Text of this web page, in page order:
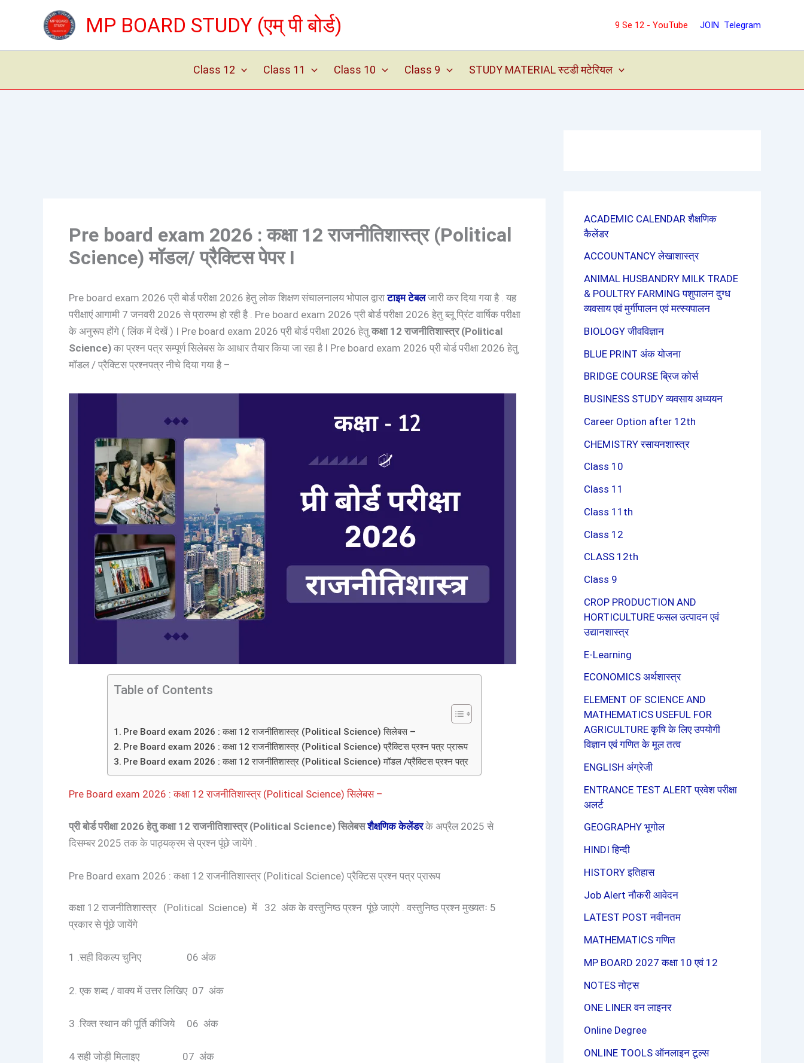
MP BOARD STUDY (एम् पी बोर्ड) 9 Se 12 - YouTube JOIN Telegram
Class 12 Class 11 Class 10 Class 9 STUDY MATERIAL स्टडी मटेरियल
Pre board exam 2026 : कक्षा 12 राजनीतिशास्त्र (Political
Science) मॉडल/ प्रैक्टिस पेपर I
Pre board exam 2026 प्री बोर्ड परीक्षा 2026 हेतु लोक शिक्षण संचालनालय भोपाल द्वाराटाइम टेबल जारी कर दिया गया है . यह
परीक्षाएं आगामी 7 जनवरी 2026 से प्रारम्भ हो रही है . Pre board exam 2026 प्री बोर्ड परीक्षा 2026 हेतु ब्लू प्रिंट वार्षिक परीक्षा
के अनुरूप होंगे ( लिंक में देखें ) I Pre board exam 2026 प्री बोर्ड परीक्षा 2026 हेतु कक्षा 12 राजनीतिशास्त्र (Political
Science) का प्रश्न पत्र सम्पूर्ण सिलेबस के आधार तैयार किया जा रहा है I Pre board exam 2026 प्री बोर्ड परीक्षा 2026 हेतु
मॉडल / प्रैक्टिस प्रश्नपत्र नीचे दिया गया है –
Table of Contents
Pre Board exam 2026 : कक्षा 12 राजनीतिशास्त्र (Political Science) सिलेबस –
Pre Board exam 2026 : कक्षा 12 राजनीतिशास्त्र (Political Science) प्रैक्टिस प्रश्न पत्र प्रारूप
Pre Board exam 2026 : कक्षा 12 राजनीतिशास्त्र (Political Science) मॉडल /प्रैक्टिस प्रश्न पत्र
Pre Board exam 2026 : कक्षा 12 राजनीतिशास्त्र (Political Science) सिलेबस –
प्री बोर्ड परीक्षा 2026 हेतु कक्षा 12 राजनीतिशास्त्र (Political Science) सिलेबसशैक्षणिक केलेंडरके अप्रैल 2025 से
दिसम्बर 2025 तक के पाठ्यक्रम से प्रश्न पूंछे जायेंगे .
Pre Board exam 2026 : कक्षा 12 राजनीतिशास्त्र (Political Science) प्रैक्टिस प्रश्न पत्र प्रारूप
कक्षा 12 राजनीतिशास्त्र (Political Science) में 32 अंक के वस्तुनिष्ठ प्रश्न पूंछे जाएंगे . वस्तुनिष्ठ प्रश्न मुख्यतः 5
प्रकार से पूंछे जायेंगे
1 .सही विकल्प चुनिए 06 अंक
2. एक शब्द / वाक्य में उत्तर लिखिए 07 अंक
3 .रिक्त स्थान की पूर्ति कीजिये 06 अंक
4 सही जोड़ी मिलाइए 07 अंक
ACADEMIC CALENDAR शैक्षणिक
कैलेंडर
ACCOUNTANCY लेखाशास्त्र
ANIMAL HUSBANDRY MILK TRADE
& POULTRY FARMING पशुपालन दुग्ध
व्यवसाय एवं मुर्गीपालन एवं मत्स्यपालन
BIOLOGY जीवविज्ञान
BLUE PRINT अंक योजना
BRIDGE COURSE ब्रिज कोर्स
BUSINESS STUDY व्यवसाय अध्ययन
Career Option after 12th
CHEMISTRY रसायनशास्त्र
Class 10
Class 11
Class 11th
Class 12
CLASS 12th
Class 9
CROP PRODUCTION AND
HORTICULTURE फसल उत्पादन एवं
उद्यानशास्त्र
E-Learning
ECONOMICS अर्थशास्त्र
ELEMENT OF SCIENCE AND
MATHEMATICS USEFUL FOR
AGRICULTURE कृषि के लिए उपयोगी
विज्ञान एवं गणित के मूल तत्व
ENGLISH अंग्रेजी
ENTRANCE TEST ALERT प्रवेश परीक्षा
अलर्ट
GEOGRAPHY भूगोल
HINDI हिन्दी
HISTORY इतिहास
Job Alert नौकरी आवेदन
LATEST POST नवीनतम
MATHEMATICS गणित
MP BOARD 2027 कक्षा 10 एवं 12
NOTES नोट्स
ONE LINER वन लाइनर
Online Degree
ONLINE TOOLS ऑनलाइन टूल्स